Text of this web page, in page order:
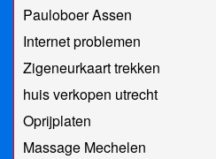
Pauloboer Assen
Internet problemen
Zigeneurkaart trekken
huis verkopen utrecht
Oprijplaten
Massage Mechelen